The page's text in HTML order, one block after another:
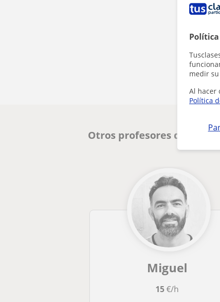
Política
medir
Al hacer
Política
Otros profesores de
Miguel
15€/h